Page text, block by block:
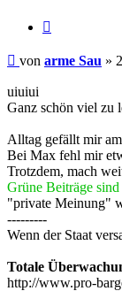
Beitrag
von arme Sau »
uiuiui
Ganz schön viel zu
Alltag gefällt mir am
Bei Max fehl mir
Trotzdem, mach
Grüne Beiträge sind
"private Meinung"
---------
Wenn der Staat
Totale
http://www.pro-